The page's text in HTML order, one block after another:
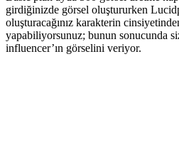
girdiğinizde görsel oluştururken
oluşturacağınız karakterin
yapabiliyorsunuz; bunun sonucunda
influencer’ın görselini veriyor.